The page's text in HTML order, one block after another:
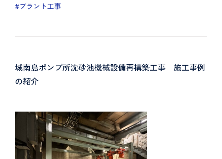
#プラント工事
城南島ポンプ所沈砂池機械設備再構築工事 施工事例
の紹介